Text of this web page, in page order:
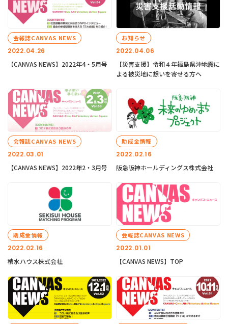
2022.04.26
会報誌CANVAS NEWS
【CANVAS NEWS】2022年4・5月号
2022.04.06
お知らせ
【災害支援】令和４年福島県沖地震に
よる被災地に想いを寄せる方へ
2022.03.01
会報誌CANVAS NEWS
【CANVAS NEWS】2022年2・3月号
2022.02.16
助成金情報
阪急阪神ホールディングス株式会社
2022.02.16
助成金情報
積水ハウス株式会社
2022.01.01
会報誌CANVAS NEWS
【CANVAS NEWS】TOP